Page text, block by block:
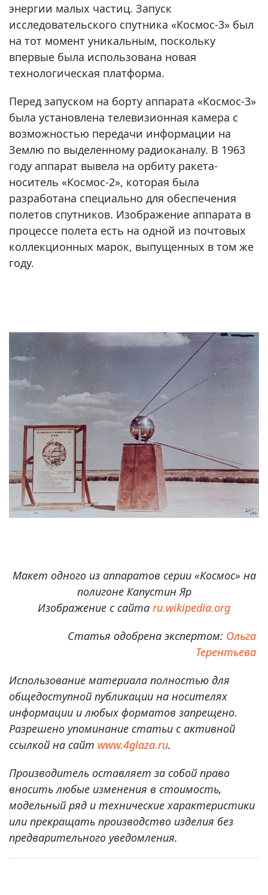
энергии малых частиц. Запуск
исследовательского спутника «Космос-3» был
на тот момент уникальным, поскольку
впервые была использована новая
технологическая платформа.
Перед запуском на борту аппарата «Космос-3»
была установлена телевизионная камера с
возможностью передачи информации на
Землю по выделенному радиоканалу. В 1963
году аппарат вывела на орбиту ракета-
носитель «Космос-2», которая была
разработана специально для обеспечения
полетов спутников. Изображение аппарата в
процессе полета есть на одной из почтовых
коллекционных марок, выпущенных в том же
году.
Макет одного из аппаратов серии «Космос» на
полигоне Капустин Яр
Изображение с сайта ru.wikipedia.org
Статья одобрена экспертом: Ольга
Терентьева
Использование материала полностью для
общедоступной публикации на носителях
информации и любых форматов запрещено.
Разрешено упоминание статьи с активной
ссылкой на сайт www.4glaza.ru.
Производитель оставляет за собой право
вносить любые изменения в стоимость,
модельный ряд и технические характеристики
или прекращать производство изделия без
предварительного уведомления.